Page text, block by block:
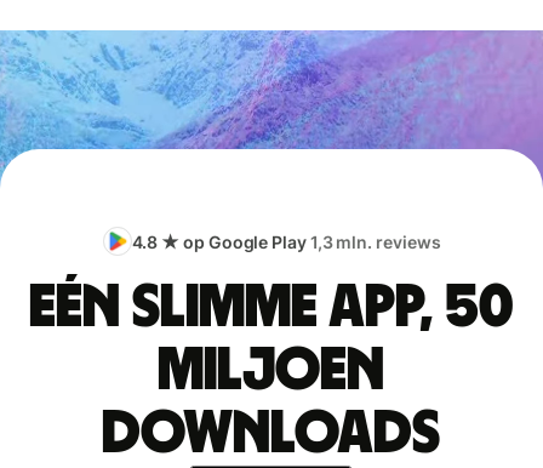
4.8 ★ op Google Play1,3 mln. reviews
Eén slimme app, 50
miljoen
downloads